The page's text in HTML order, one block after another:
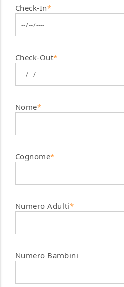
Check-In*
Check-Out*
Nome*
Cognome*
Numero Adulti*
Numero Bambini